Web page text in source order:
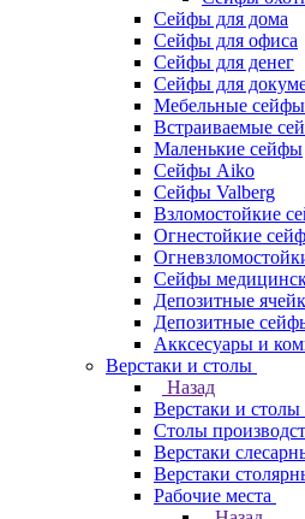
Cейфы для дома
Cейфы для офиса
Сейфы для денег
Сейфы для
Мебельные сейфы
Встраиваемые
Маленькие сейфы
Сейфы Aiko
Сейфы Valberg
Взломостойкие
Огнестойкие
Сейфы
Депозитные
Депозитные
Акксесуары и
Верстаки и столы
Назад
Верстаки и столы
Столы
Верстаки
Верстаки
Рабочие места